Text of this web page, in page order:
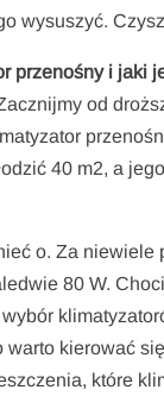
wysuszyć.
przenośny i jaki
od
40 m2, a
o. Za niewiele
80 W.
kierować
które